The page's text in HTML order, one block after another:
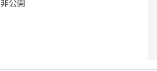
非公開